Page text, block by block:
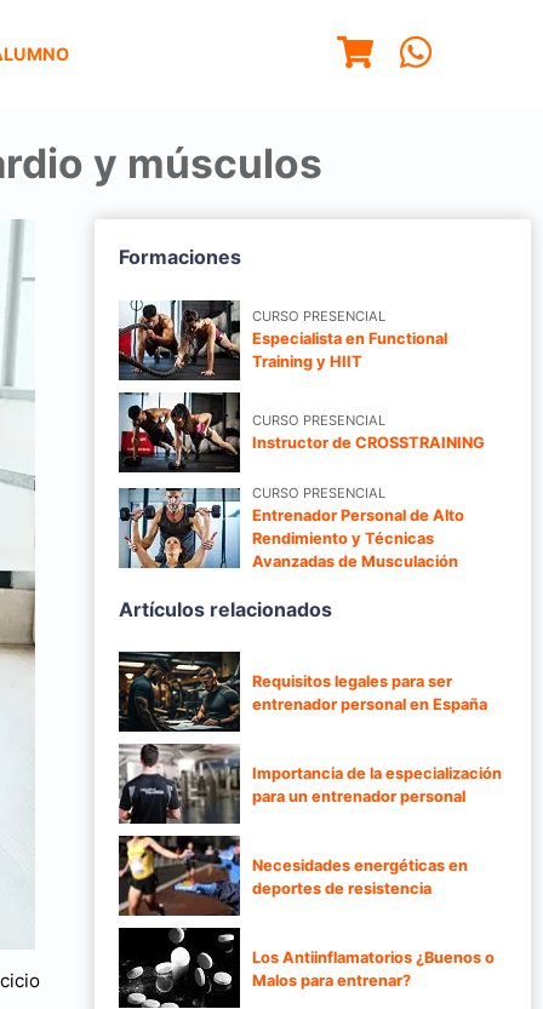
y músculos
Formaciones
CURSO PRESENCIAL
Especialista en Functional
Training y HIIT
CURSO PRESENCIAL
Instructor de CROSSTRAINING
CURSO PRESENCIAL
Entrenador Personal de Alto
Rendimiento y Técnicas
Avanzadas de Musculación
Artículos relacionados
Requisitos legales para ser
entrenador personal en España
Importancia de la especialización
para un entrenador personal
Necesidades energéticas en
deportes de resistencia
Los Antiinflamatorios ¿Buenos o
Malos para entrenar?